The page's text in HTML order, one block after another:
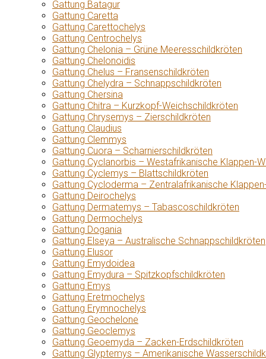
Gattung Batagur
Gattung Caretta
Gattung Carettochelys
Gattung Centrochelys
Gattung Chelonia – Grüne Meeresschildkröten
Gattung Chelonoidis
Gattung Chelus – Fransenschildkröten
Gattung Chelydra – Schnappschildkröten
Gattung Chersina
Gattung Chitra – Kurzkopf-Weichschildkröten
Gattung Chrysemys – Zierschildkröten
Gattung Claudius
Gattung Clemmys
Gattung Cuora – Scharnierschildkröten
Gattung Cyclanorbis – Westafrikanische Klappen-
Gattung Cyclemys – Blattschildkröten
Gattung Cycloderma – Zentralafrikanische
Gattung Deirochelys
Gattung Dermatemys – Tabascoschildkröten
Gattung Dermochelys
Gattung Dogania
Gattung Elseya – Australische Schnappschildkröten
Gattung Elusor
Gattung Emydoidea
Gattung Emydura – Spitzkopfschildkröten
Gattung Emys
Gattung Eretmochelys
Gattung Erymnochelys
Gattung Geochelone
Gattung Geoclemys
Gattung Geoemyda – Zacken-Erdschildkröten
Gattung Glyptemys – Amerikanische